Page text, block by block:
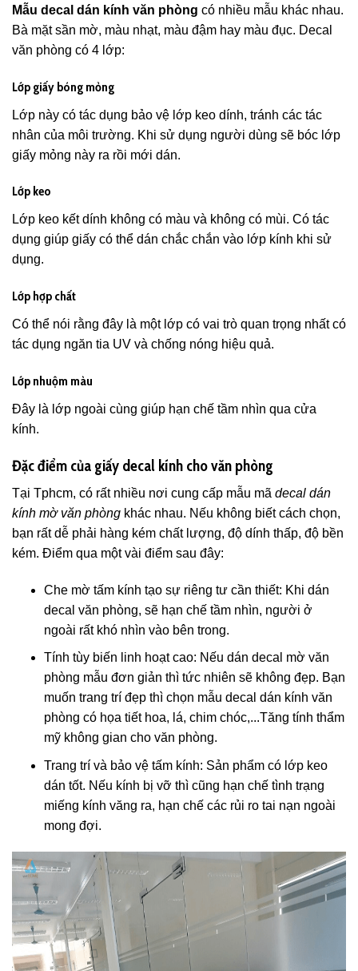
Mẫu decal dán kính văn phòng có nhiều mẫu khác nhau.
Bà mặt sần mờ, màu nhạt, màu đậm hay màu đục. Decal
văn phòng có 4 lớp:
Lớp giấy bóng mỏng
Lớp này có tác dụng bảo vệ lớp keo dính, tránh các tác
nhân của môi trường. Khi sử dụng người dùng sẽ bóc lớp
giấy mỏng này ra rồi mới dán.
Lớp keo
Lớp keo kết dính không có màu và không có mùi. Có tác
dụng giúp giấy có thể dán chắc chắn vào lớp kính khi sử
dụng.
Lớp hợp chất
Có thể nói rằng đây là một lớp có vai trò quan trọng nhất có
tác dụng ngăn tia UV và chống nóng hiệu quả.
Lớp nhuộm màu
Đây là lớp ngoài cùng giúp hạn chế tầm nhìn qua cửa
kính.
Đặc điểm của giấy decal kính cho văn phòng
Tại Tphcm, có rất nhiều nơi cung cấp mẫu mã decal dán
kính mờ văn phòng khác nhau. Nếu không biết cách chọn,
bạn rất dễ phải hàng kém chất lượng, độ dính thấp, độ bền
kém. Điểm qua một vài điểm sau đây:
Che mờ tấm kính tạo sự riêng tư cần thiết: Khi dán
decal văn phòng, sẽ hạn chế tầm nhìn, người ở
ngoài rất khó nhìn vào bên trong.
Tính tùy biến linh hoạt cao: Nếu dán decal mờ văn
phòng mẫu đơn giản thì tức nhiên sẽ không đẹp. Bạn
muốn trang trí đẹp thì chọn mẫu decal dán kính văn
phòng có họa tiết hoa, lá, chim chóc,...Tăng tính thẩm
mỹ không gian cho văn phòng.
Trang trí và bảo vệ tấm kính: Sản phẩm có lớp keo
dán tốt. Nếu kính bị vỡ thì cũng hạn chế tình trạng
miếng kính văng ra, hạn chế các rủi ro tai nạn ngoài
mong đợi.